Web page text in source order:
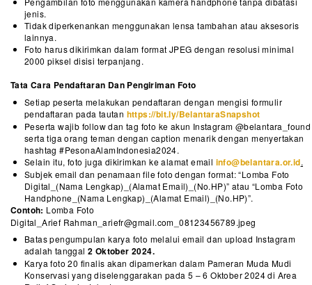
jenis.
Tidak diperkenankan menggunakan lensa tambahan atau aksesoris
lainnya.
Foto harus dikirimkan dalam format JPEG dengan resolusi minimal
2000 piksel disisi terpanjang.
Tata Cara Pendaftaran Dan Pengiriman Foto
Setiap peserta melakukan pendaftaran dengan mengisi formulir
pendaftaran pada tautan https://bit.ly/BelantaraSnapshot
Peserta wajib follow dan tag foto ke akun Instagram @belantara_found
serta tiga orang teman dengan caption menarik dengan menyertakan
hashtag #PesonaAlamIndonesia2024.
Selain itu, foto juga dikirimkan ke alamat email info@belantara.or.id.
Subjek email dan penamaan file foto dengan format: “Lomba Foto
Digital_(Nama Lengkap)_(Alamat Email)_(No.HP)” atau “Lomba Foto
Handphone_(Nama Lengkap)_(Alamat Email)_(No.HP)”.
Contoh: Lomba Foto
Digital_Arief Rahman_ariefr@gmail.com_08123456789.jpeg
Batas pengumpulan karya foto melalui email dan upload Instagram
adalah tanggal2 Oktober 2024.
Karya foto 20 finalis akan dipamerkan dalam Pameran Muda Mudi
Konservasi yang diselenggarakan pada 5 – 6 Oktober 2024 di Area